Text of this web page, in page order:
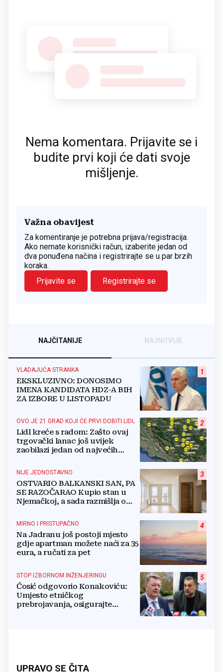
Nema komentara. Prijavite se i
budite prvi koji će dati svoje
mišljenje.
Važna obavijest
Za komentiranje je potrebna prijava/registracija.
Ako nemate korisnički račun, izaberite jedan od
dva ponuđena načina i registrirajte se u par brzih
koraka.
Prijavite se
Registrirajte se
NAJČITANIJE NAJNOVIJE
1
VLADAJUĆA STRANKA
EKSKLUZIVNO: DONOSIMO
IMENA KANDIDATA HDZ-A BIH
ZA IZBORE U LISTOPADU
2
OVO JE 21 GRAD KOJI ĆE PRVI DOBITI LIDL
Lidl kreće s radom: Zašto ovaj
trgovački lanac još uvijek
zaobilazi jedan od najvećih
3
NIJE JEDNOSTAVNO
OSTVARIO BALKANSKI SAN, PA
SE RAZOČARAO Kupio stan u
Njemačkoj, a sada razmišlja o
4
MIRNO I PRISTUPAČNO
Na Jadranu još postoji mjesto
gdje apartman možete naći za 35
eura, a ručati za pet
5
STOP IZBORNOM INŽENJERINGU
Ćosić odgovorio Konakoviću:
Umjesto etničkog
prebrojavanja, osigurajte
UPRAVO SE ČITA